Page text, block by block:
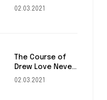
Draw
02.03.2021
The Course of
Drew Love Never
Did Run Smooth
02.03.2021